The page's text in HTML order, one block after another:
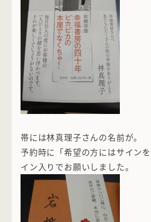
帯には林真理子さんの名前が。
予約時に「希望の方にはサイン
イン入りでお願いしました。